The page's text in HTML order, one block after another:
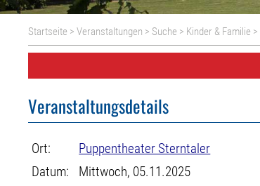
Startseite >Veranstaltungen > Suche > Kinder & Familie >
Veranstaltungsdetails
Ort:
Puppentheater Sterntaler
Datum:
Mittwoch, 05.11.2025